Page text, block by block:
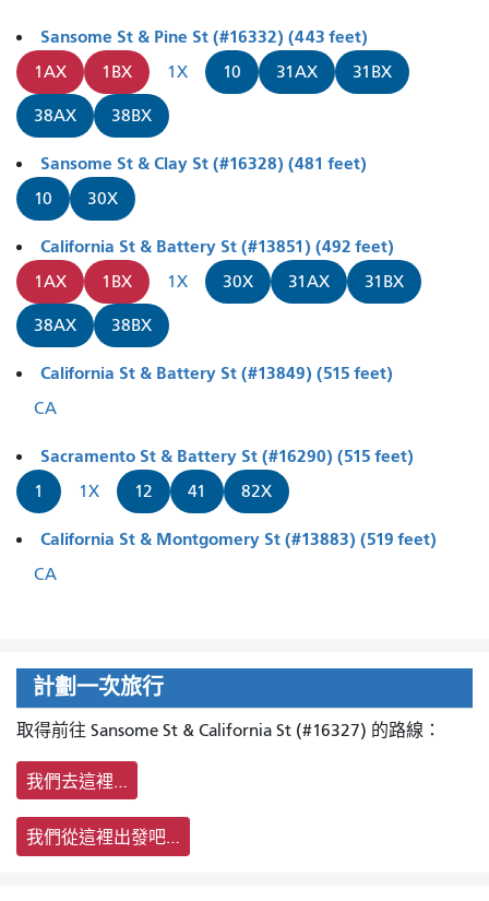
Sansome St & Pine St (#16332) (443 feet)
1AX 1BX 1X 10 31AX 31BX
38AX 38BX
Sansome St & Clay St (#16328) (481 feet)
10 30X
California St & Battery St (#13851) (492 feet)
1AX 1BX 1X 30X 31AX 31BX
38AX 38BX
California St & Battery St (#13849) (515 feet)
CA
Sacramento St & Battery St (#16290) (515 feet)
1 1X 12 41 82X
California St & Montgomery St (#13883) (519 feet)
CA
計劃一次旅行
取得前往 Sansome St & California St (#16327) 的路線：
我們去這裡…
我們從這裡出發吧…